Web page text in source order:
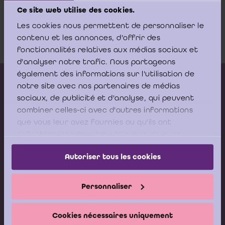
Ce site web utilise des cookies.
Les cookies nous permettent de personnaliser le
contenu et les annonces, d'offrir des
fonctionnalités relatives aux médias sociaux et
d'analyser notre trafic. Nous partageons
également des informations sur l'utilisation de
notre site avec nos partenaires de médias
sociaux, de publicité et d'analyse, qui peuvent
combiner celles-ci avec d'autres informations
que vous leur avez fournies ou qu'ils ont
services.
Autoriser tous les cookies
Personnaliser
Cookies nécessaires uniquement
Koophandel-Brussel-27-01-1988
Download
Kalender vorming
Gepubliceerde adviezen
Modeldocumenten
Stel nu uw vraag aan de
Helpdesk van het ICCI
Ik stel mijn vraag